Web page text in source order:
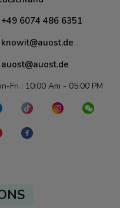
+49 6074 486 6351
knowit@auost.de
auost@auost.de
Fri : 10:00 Am - 05:00 PM